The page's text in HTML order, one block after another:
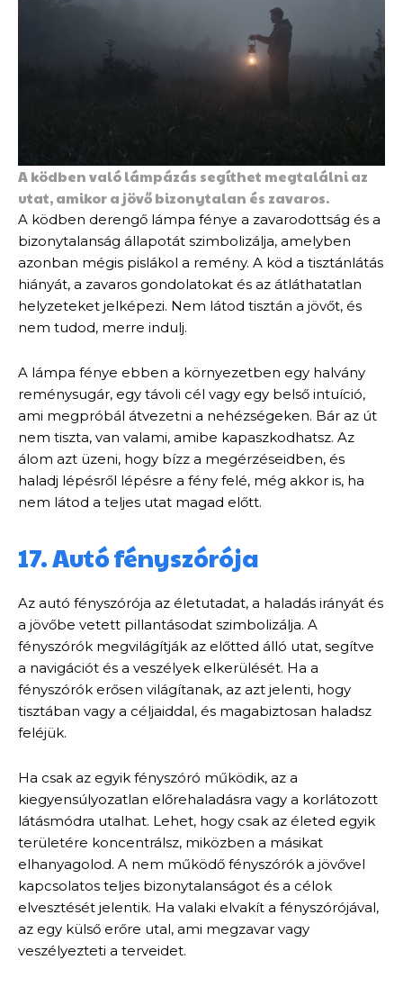
A ködben való lámpázás segíthet megtalálni az
utat, amikor a jövő bizonytalan és zavaros.
A ködben derengő lámpa fénye a zavarodottság és a
bizonytalanság állapotát szimbolizálja, amelyben
azonban mégis pislákol a remény. A köd a tisztánlátás
hiányát, a zavaros gondolatokat és az átláthatatlan
helyzeteket jelképezi. Nem látod tisztán a jövőt, és
nem tudod, merre indulj.
A lámpa fénye ebben a környezetben egy halvány
reménysugár, egy távoli cél vagy egy belső intuíció,
ami megpróbál átvezetni a nehézségeken. Bár az út
nem tiszta, van valami, amibe kapaszkodhatsz. Az
álom azt üzeni, hogy bízz a megérzéseidben, és
haladj lépésről lépésre a fény felé, még akkor is, ha
nem látod a teljes utat magad előtt.
17. Autó fényszórója
Az autó fényszórója az életutadat, a haladás irányát és
a jövőbe vetett pillantásodat szimbolizálja. A
fényszórók megvilágítják az előtted álló utat, segítve
a navigációt és a veszélyek elkerülését. Ha a
fényszórók erősen világítanak, az azt jelenti, hogy
tisztában vagy a céljaiddal, és magabiztosan haladsz
feléjük.
Ha csak az egyik fényszóró működik, az a
kiegyensúlyozatlan előrehaladásra vagy a korlátozott
látásmódra utalhat. Lehet, hogy csak az életed egyik
területére koncentrálsz, miközben a másikat
elhanyagolod. A nem működő fényszórók a jövővel
kapcsolatos teljes bizonytalanságot és a célok
elvesztését jelentik. Ha valaki elvakít a fényszórójával,
az egy külső erőre utal, ami megzavar vagy
veszélyezteti a terveidet.